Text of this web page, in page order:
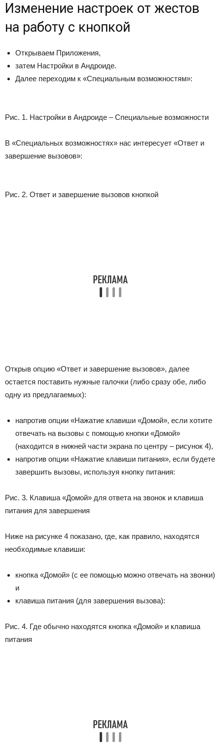
Изменение настроек от жестов
на работу с кнопкой
Открываем Приложения,
затем Настройки в Андроиде.
Далее переходим к «Специальным возможностям»:
Рис. 1. Настройки в Андроиде – Специальные возможности
В «Специальных возможностях» нас интересует «Ответ и
завершение вызовов»:
Рис. 2. Ответ и завершение вызовов кнопкой
Открыв опцию «Ответ и завершение вызовов», далее
остается поставить нужные галочки (либо сразу обе, либо
одну из предлагаемых):
напротив опции «Нажатие клавиши «Домой», если хотите
отвечать на вызовы с помощью кнопки «Домой»
(находится в нижней части экрана по центру – рисунок 4),
напротив опции «Нажатие клавиши питания», если будете
завершить вызовы, используя кнопку питания:
Рис. 3. Клавиша «Домой» для ответа на звонок и клавиша
питания для завершения
Ниже на рисунке 4 показано, где, как правило, находятся
необходимые клавиши:
кнопка «Домой» (с ее помощью можно отвечать на звонки)
и
клавиша питания (для завершения вызова):
Рис. 4. Где обычно находятся кнопка «Домой» и клавиша
питания